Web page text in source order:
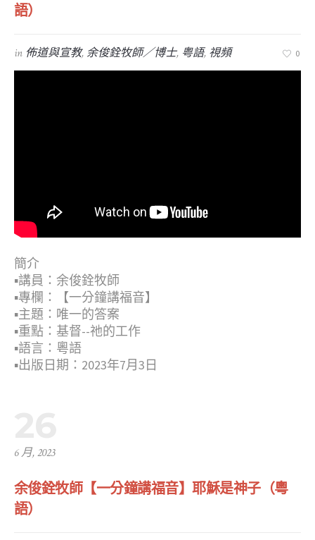
語）
in 佈道與宣教, 余俊銓牧師／博士, 粤語, 視頻 0
簡介
▪︎講員：余俊銓牧師
▪︎專欄：【一分鐘講福音】
▪︎主題：唯一的答案
▪︎重點：基督--祂的工作
▪︎語言：粵語
▪︎出版日期：2023年7月3日
6 月, 2023
余俊銓牧師【一分鐘講福音】耶穌是神子（粵
語）